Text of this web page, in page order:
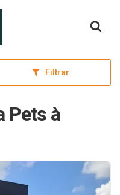
Filtrar
Pets à